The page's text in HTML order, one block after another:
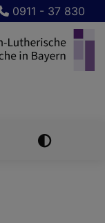
0911 - 37 830